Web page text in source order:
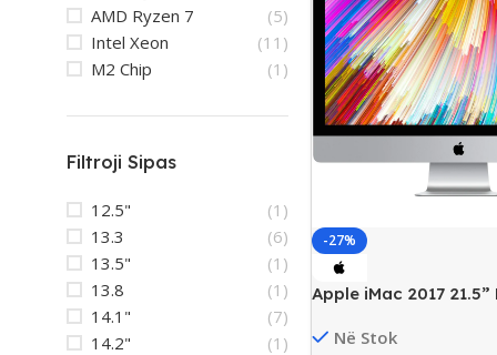
AMD Ryzen 7
(5)
Intel Xeon
(11)
M2 Chip
(1)
Filtroji Sipas
12.5"
(1)
13.3
(6)
13.5"
(1)
13.8
(1)
14.1"
(7)
14.2"
(1)
-27%
Apple iMac 2017
Radeon Pro 4GB
Në Stok